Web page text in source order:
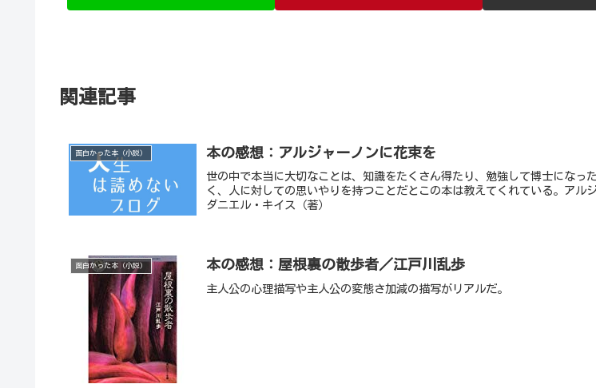
関連記事
面白かった本（小説） 本の感想：アルジャーノンに花束を
世の中で本当に大切なことは、知識をたくさん得たり、勉強して博士になっ
く、人に対しての思いやりを持つことだとこの本は教えてくれている。アル
ダニエル・キイス（著）
面白かった本（小説） 本の感想：屋根裏の散歩者／江戸川乱歩
主人公の心理描写や主人公の変態さ加減の描写がリアルだ。